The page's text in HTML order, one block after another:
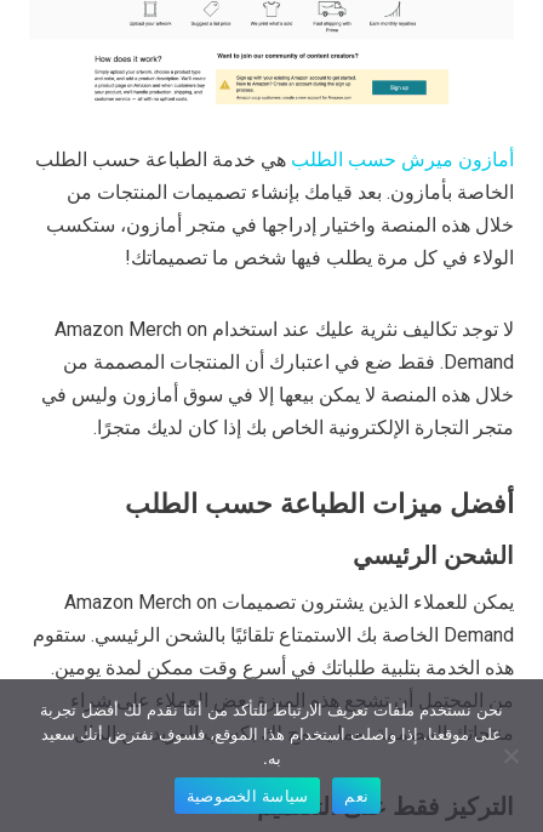
أمازون ميرش حسب الطلب هي خدمة الطباعة حسب الطلب
الخاصة بأمازون. بعد قيامك بإنشاء تصميمات المنتجات من
خلال هذه المنصة واختيار إدراجها في متجر أمازون، ستكسب
الولاء في كل مرة يطلب فيها شخص ما تصميماتك!
لا توجد تكاليف نثرية عليك عند استخدام Amazon Merch on
Demand. فقط ضع في اعتبارك أن المنتجات المصممة من
خلال هذه المنصة لا يمكن بيعها إلا في سوق أمازون وليس في
متجر التجارة الإلكترونية الخاص بك إذا كان لديك متجرًا.
أفضل ميزات الطباعة حسب الطلب
الشحن الرئيسي
يمكن للعملاء الذين يشترون تصميمات Amazon Merch on
Demand الخاصة بك الاستمتاع تلقائيًا بالشحن الرئيسي. ستقوم
هذه الخدمة بتلبية طلباتك في أسرع وقت ممكن لمدة يومين.
من المحتمل أن تشجع هذه الميزة بعض العملاء على شراء
منتجاتك المصممة، مما يسمح لك بكسب المزيد من المال.
التركيز فقط على التصميم
نحن نستخدم ملفات تعريف الارتباط للتأكد من أننا نقدم لك أفضل تجربة
على موقعنا. إذا واصلت استخدام هذا الموقع، فسوف نفترض أنك سعيد
به.
نعم
سياسة الخصوصية